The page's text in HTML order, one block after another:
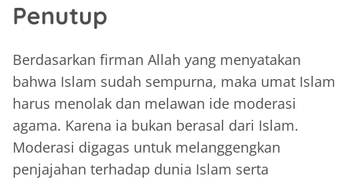
Penutup
Berdasarkan firman Allah yang menyatakan
bahwa Islam sudah sempurna, maka umat Islam
harus menolak dan melawan ide moderasi
agama. Karena ia bukan berasal dari Islam.
Moderasi digagas untuk melanggengkan
penjajahan terhadap dunia Islam serta